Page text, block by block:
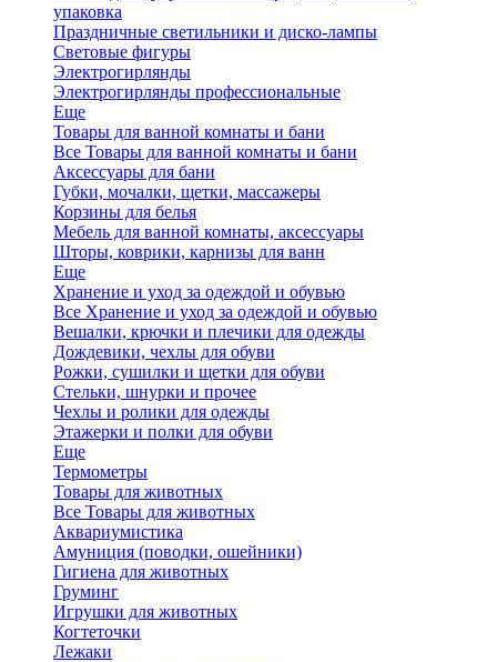
упаковка
Праздничные светильники и диско-лампы
Световые фигуры
Электрогирлянды
Электрогирлянды профессиональные
Еще
Товары для ванной комнаты и бани
Все Товары для ванной комнаты и бани
Аксессуары для бани
Губки, мочалки, щетки, массажеры
Корзины для белья
Мебель для ванной комнаты, аксессуары
Шторы, коврики, карнизы для ванн
Еще
Хранение и уход за одеждой и обувью
Все Хранение и уход за одеждой и обувью
Вешалки, крючки и плечики для одежды
Дождевики, чехлы для обуви
Рожки, сушилки и щетки для обуви
Стельки, шнурки и прочее
Чехлы и ролики для одежды
Этажерки и полки для обуви
Еще
Термометры
Товары для животных
Все Товары для животных
Аквариумистика
Амуниция (поводки, ошейники)
Гигиена для животных
Груминг
Игрушки для животных
Когтеточки
Лежаки